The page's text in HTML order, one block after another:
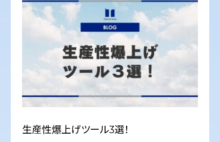
生産性爆上げツール3選！